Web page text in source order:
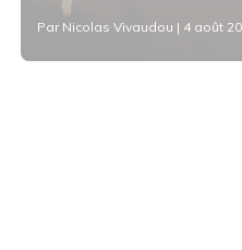
Par Nicolas Vivaudou | 4 août